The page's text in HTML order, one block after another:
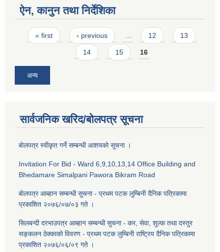
ऐन, कानुन तथा निर्देशिका
Pages
« first ‹ previous … 12 13
14 15 16
अन्य
सार्वजनिक खरिद/बोलपत्र सूचना
बाेलपत्र स्वीकृत गर्ने सम्बन्धी आशयकाे सूचना ।
Invitation For Bid - Ward 6,9,10,13,14 Office Building and
Bhedamare Simalpani Pawora Bikram Road
बाेलपत्र आब्हान सम्बन्धी सुचना - प्रथम पटक लुम्बिनी दैनिक पत्रिकामा
प्रकाशित २०७६/०७/०३ गते ।
सिलबन्दी दरभाउपत्र आब्हान सम्बन्धी सुचना - कर, सेवा, शुल्क तथा दस्तुर
सङ्कलन ठेक्काकाे विवरण - प्रथम पटक लुम्बिनी राष्ट्रिय दैनिक पत्रिकामा
प्रकाशित २०७६/०६/०९ गते ।